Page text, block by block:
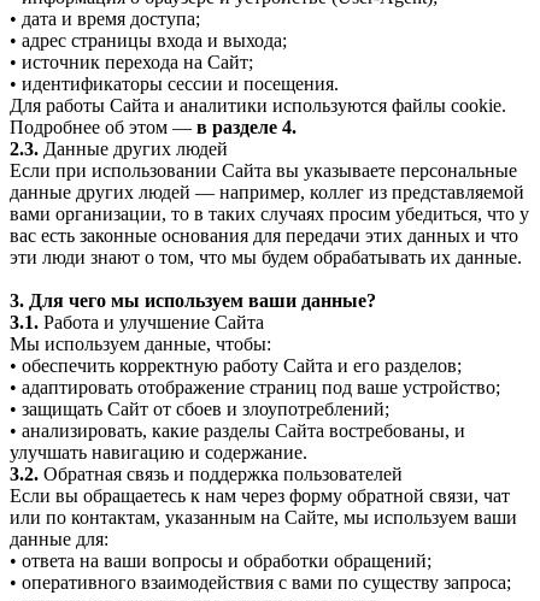
• дата и время доступа;
• адрес страницы входа и выхода;
• источник перехода на Сайт;
• идентификаторы сессии и посещения.
Для работы Сайта и аналитики используются файлы cookie.
Подробнее об этом — в разделе 4.
2.3. Данные других людей
Если при использовании Сайта вы указываете персональные
данные других людей — например, коллег из представляемой
вами организации, то в таких случаях просим убедиться, что у
вас есть законные основания для передачи этих данных и что
эти люди знают о том, что мы будем обрабатывать их данные.
3. Для чего мы используем ваши данные?
3.1. Работа и улучшение Сайта
Мы используем данные, чтобы:
• обеспечить корректную работу Сайта и его разделов;
• адаптировать отображение страниц под ваше устройство;
• защищать Сайт от сбоев и злоупотреблений;
• анализировать, какие разделы Сайта востребованы, и
улучшать навигацию и содержание.
3.2. Обратная связь и поддержка пользователей
Если вы обращаетесь к нам через форму обратной связи, чат
или по контактам, указанным на Сайте, мы используем ваши
данные для:
• ответа на ваши вопросы и обработки обращений;
• оперативного взаимодействия с вами по существу запроса;